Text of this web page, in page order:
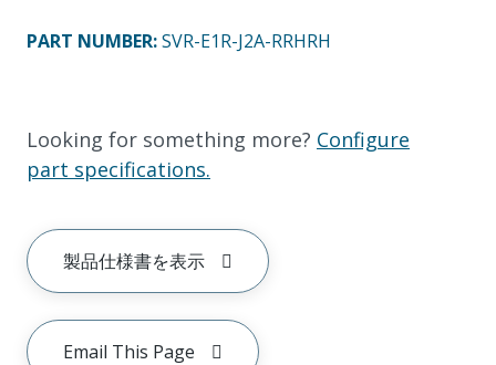
PART NUMBER:SVR-E1R-J2A-RRHRH
Looking for something more? Configure
part specifications.
製品仕様書を表示
Email This Page